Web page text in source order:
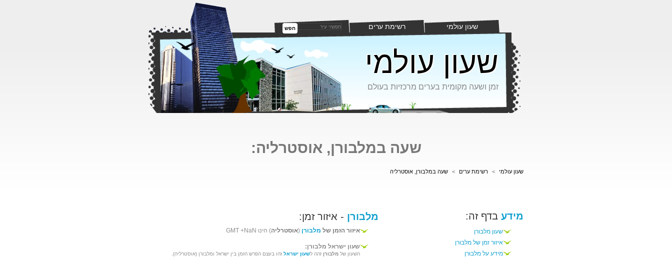
שעון עולמי רשימת ערים חפש
שעון עולמי
זמן ושעה מקומית בערים מרכזיות בעולם
שעה במלבורן, אוסטרליה:
שעון עולמי > רשימת ערים > שעה במלבורן, אוסטרליה
מידע בדף זה:
שעון מלבורן
איזור זמן של מלבורן
מידע על מלבורן
מלבורן - איזור זמן:
איזור הזמן של מלבורן (אוסטרליה) הינו GMT +NaN
שעון ישראל מלבורן:
השעון של מלבורן זהה לשעון ישראל זהו בעצם הפרש הזמן בין ישראל ומלבורן (אוסטרליה).